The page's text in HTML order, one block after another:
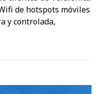
de hotspots móviles
y controlada,